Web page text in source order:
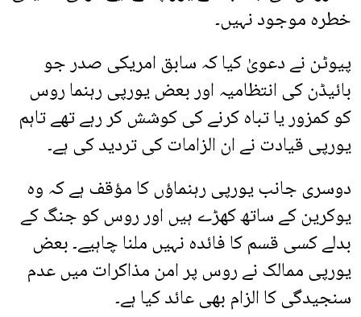
خطرہ موجود نہیں۔
پیوٹن نے دعویٰ کیا کہ سابق امریکی صدر جو
بائیڈن کی انتظامیہ اور بعض یورپی رہنما روس
کو کمزور یا تباہ کرنے کی کوشش کر رہے تھے تاہم
یورپی قیادت نے ان الزامات کی تردید کی ہے۔
دوسری جانب یورپی رہنماؤں کا مؤقف ہے کہ وہ
یوکرین کے ساتھ کھڑے ہیں اور روس کو جنگ کے
بدلے کسی قسم کا فائدہ نہیں ملنا چاہیے۔ بعض
یورپی ممالک نے روس پر امن مذاکرات میں عدم
سنجیدگی کا الزام بھی عائد کیا ہے۔